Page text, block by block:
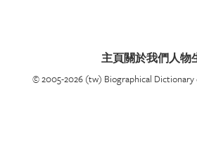
主頁關於我們人物
© 2005-2026 (tw) Biographical Dictionary